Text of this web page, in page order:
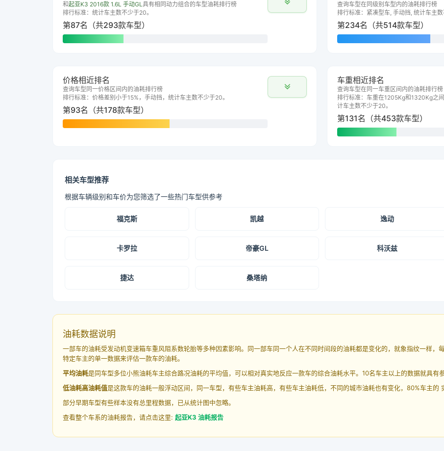
和起亚K3 2016款 1.6L 手动GL具有相同动力组合的车型油耗排行榜
排行标准：统计车主数不少于20。
第87名（共293款车型）
查询车型在同级别车型内的油耗排行榜
排行标准：紧凑型车, 手动挡, 统计车主数
第234名（共514款车型）
价格相近排名
查询车型同一价格区间内的油耗排行榜
排行标准：价格差别小于15%，手动挡，统计车主数不少于20。
第93名（共178款车型）
车重相近排名
查询车型在同一车重区间内的油耗排行榜
排行标准：车重在1205Kg和1320Kg之
计车主数不少于20。
第131名（共453款车型）
相关车型推荐
根据车辆级别和车价为您筛选了一些热门车型供参考
福克斯 凯越 逸动
卡罗拉 帝豪GL 科沃兹
捷达 桑塔纳
油耗数据说明
一部车的油耗受发动机变速箱车重风阻系数轮胎等多种因素影响。同一部车同一个人在不同时间段的油耗都是变化的，就象指纹一样，
特定车主的单一数据来评估一款车的油耗。
平均油耗是同车型多位小熊油耗车主综合路况油耗的平均值，可以相对真实地反应一款车的综合油耗水平。10名车主以上的数据就具有
低油耗高油耗值是这款车的油耗一般浮动区间，同一车型，有些车主油耗高，有些车主油耗低，不同的城市油耗也有变化，80%车主的
部分早期车型有些样本没有总里程数据，已从统计图中忽略。
查看整个车系的油耗报告，请点击这里: 起亚K3 油耗报告